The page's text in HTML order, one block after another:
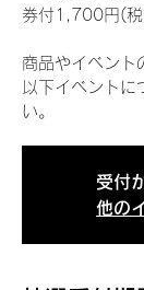
券付1,700円(税
商品やイベント
以下イベントに
い。
受付
他の